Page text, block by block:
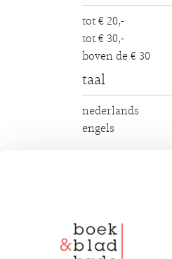
tot € 20,-
tot € 30,-
boven de € 30
taal
nederlands
engels